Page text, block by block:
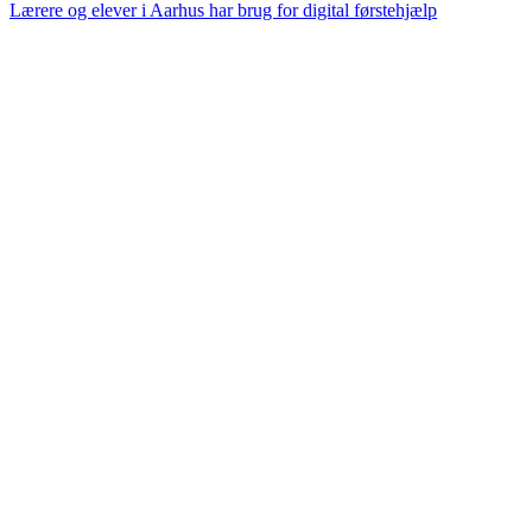
Lærere og elever i Aarhus har brug for digital førstehjælp